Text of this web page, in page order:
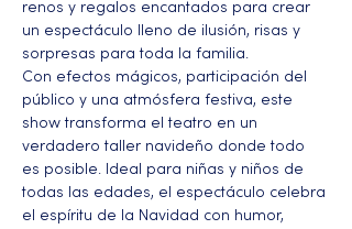
renos y regalos encantados para crear
un espectáculo lleno de ilusión, risas y
sorpresas para toda la familia.
Con efectos mágicos, participación del
público y una atmósfera festiva, este
show transforma el teatro en un
verdadero taller navideño donde todo
es posible. Ideal para niñas y niños de
todas las edades, el espectáculo celebra
el espíritu de la Navidad con humor,